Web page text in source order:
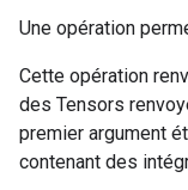
Une opération
Cette opération
des Tensors
premier argument
contenant des